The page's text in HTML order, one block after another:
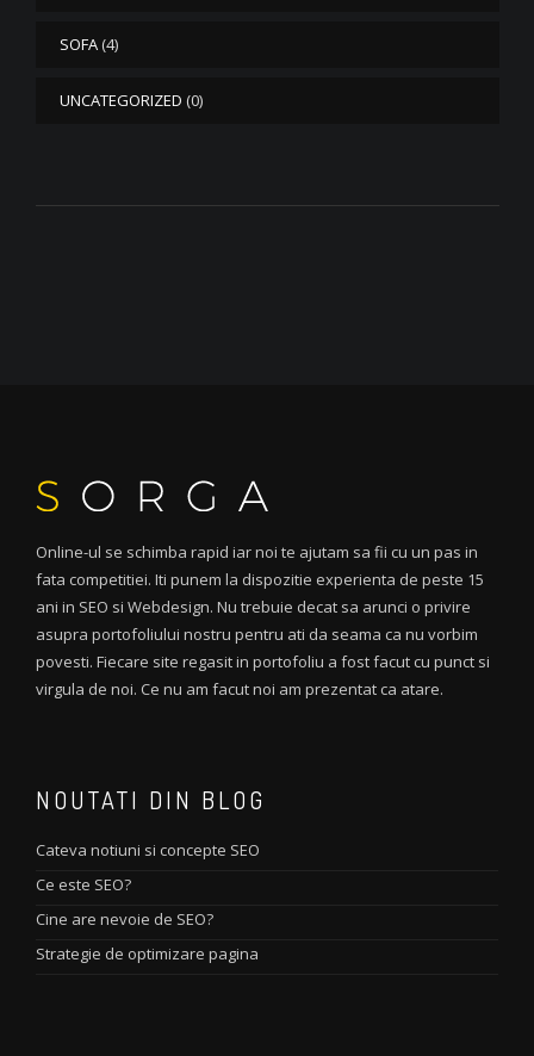
SOFA (4)
UNCATEGORIZED (0)
Online-ul se schimba rapid iar noi te ajutam sa fii cu un pas in
fata competitiei. Iti punem la dispozitie experienta de peste 15
ani in SEO si Webdesign. Nu trebuie decat sa arunci o privire
asupra portofoliului nostru pentru ati da seama ca nu vorbim
povesti. Fiecare site regasit in portofoliu a fost facut cu punct si
virgula de noi. Ce nu am facut noi am prezentat ca atare.
NOUTATI DIN BLOG
Cateva notiuni si concepte SEO
Ce este SEO?
Cine are nevoie de SEO?
Strategie de optimizare pagina